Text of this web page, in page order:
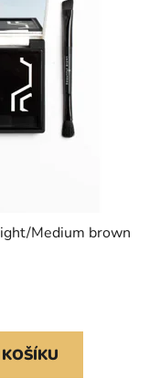
Medium brown